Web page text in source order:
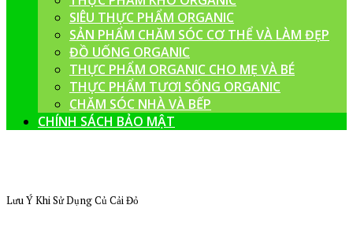
SIÊU THỰC PHẨM ORGANIC
SẢN PHẨM CHĂM SÓC CƠ THỂ VÀ LÀM ĐẸP
ĐỒ UỐNG ORGANIC
THỰC PHẨM ORGANIC CHO MẸ VÀ BÉ
THỰC PHẨM TƯƠI SỐNG ORGANIC
CHĂM SÓC NHÀ VÀ BẾP
CHÍNH SÁCH BẢO MẬT
Lưu Ý Khi Sử Dụng Củ Cải Đỏ